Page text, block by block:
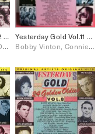
Yesterday Gold Vol.12 – 24 Golden Oldies
Ben E. King, Bobby Darin, Brenda Lee, Connie Francis, Dion & The Belmonts, Elvis Presley, Jackie Wilson, Johnny Burnette, Paul Anka, Ray Charles, Ricky Nelson, Roy Orbison, The Everly Brothers, The Fleetwoods, The Four Seasons, The Shirelles
Yesterday Gold Vol.11 – 24 Golden Oldies
Bobby Vinton, Connie Francis, Dion, Elvis Presley, Neil Sedaka, Ray Charles, The Drifters, The Four Seasons, The Ronettes